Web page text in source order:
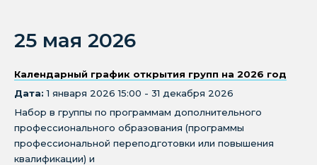
25 мая 2026
Календарный график открытия групп на 2026 год
Дата: 1 января 2026 15:00 - 31 декабря 2026
Набор в группы по программам дополнительного
профессионального образования (программы
профессиональной переподготовки или повышения
квалификации) и